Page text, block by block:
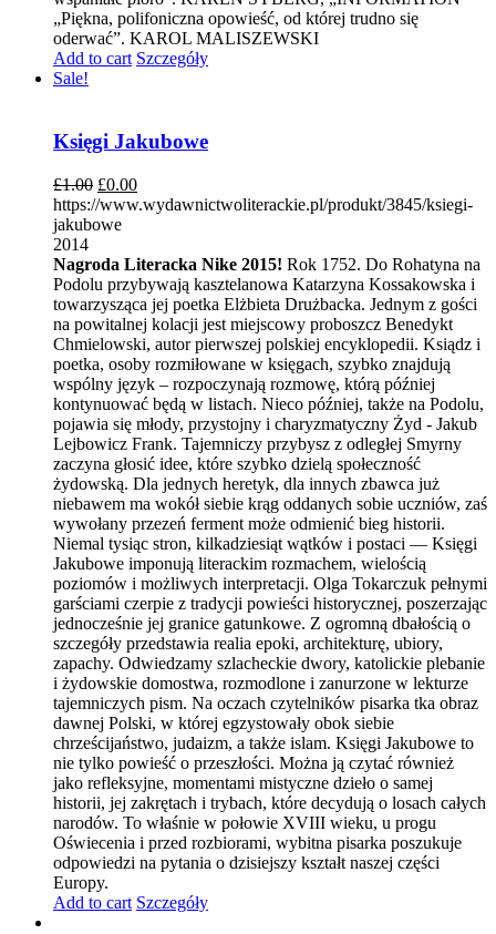
„Piękna, polifoniczna opowieść, od której trudno się
oderwać”. KAROL MALISZEWSKI
Add to cart Szczegóły
Sale!
Księgi Jakubowe
£1.00 £0.00
https://www.wydawnictwoliterackie.pl/produkt/3845/ksiegi-
jakubowe
2014
Nagroda Literacka Nike 2015! Rok 1752. Do Rohatyna na
Podolu przybywają kasztelanowa Katarzyna Kossakowska i
towarzysząca jej poetka Elżbieta Drużbacka. Jednym z gości
na powitalnej kolacji jest miejscowy proboszcz Benedykt
Chmielowski, autor pierwszej polskiej encyklopedii. Ksiądz i
poetka, osoby rozmiłowane w księgach, szybko znajdują
wspólny język – rozpoczynają rozmowę, którą później
kontynuować będą w listach. Nieco później, także na Podolu,
pojawia się młody, przystojny i charyzmatyczny Żyd - Jakub
Lejbowicz Frank. Tajemniczy przybysz z odległej Smyrny
zaczyna głosić idee, które szybko dzielą społeczność
żydowską. Dla jednych heretyk, dla innych zbawca już
niebawem ma wokół siebie krąg oddanych sobie uczniów, zaś
wywołany przezeń ferment może odmienić bieg historii.
Niemal tysiąc stron, kilkadziesiąt wątków i postaci — Księgi
Jakubowe imponują literackim rozmachem, wielością
poziomów i możliwych interpretacji. Olga Tokarczuk pełnymi
garściami czerpie z tradycji powieści historycznej, poszerzając
jednocześnie jej granice gatunkowe. Z ogromną dbałością o
szczegóły przedstawia realia epoki, architekturę, ubiory,
zapachy. Odwiedzamy szlacheckie dwory, katolickie plebanie
i żydowskie domostwa, rozmodlone i zanurzone w lekturze
tajemniczych pism. Na oczach czytelników pisarka tka obraz
dawnej Polski, w której egzystowały obok siebie
chrześcijaństwo, judaizm, a także islam. Księgi Jakubowe to
nie tylko powieść o przeszłości. Można ją czytać również
jako refleksyjne, momentami mistyczne dzieło o samej
historii, jej zakrętach i trybach, które decydują o losach całych
narodów. To właśnie w połowie XVIII wieku, u progu
Oświecenia i przed rozbiorami, wybitna pisarka poszukuje
odpowiedzi na pytania o dzisiejszy kształt naszej części
Europy.
Add to cart Szczegóły